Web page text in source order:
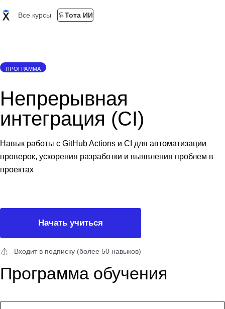
Все курсы Тота ИИ
ПРОГРАММА
Непрерывная
интеграция (CI)
Навык работы с GitHub Actions и CI для автоматизации
проверок, ускорения разработки и выявления проблем в
проектах
Начать учиться
Входит в подписку (более 50 навыков)
Программа обучения